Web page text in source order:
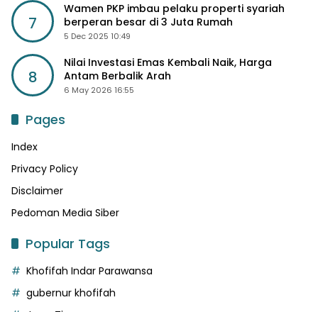
7
Wamen PKP imbau pelaku properti syariah
berperan besar di 3 Juta Rumah
5 Dec 2025 10:49
8
Nilai Investasi Emas Kembali Naik, Harga
Antam Berbalik Arah
6 May 2026 16:55
Pages
Index
Privacy Policy
Disclaimer
Pedoman Media Siber
Popular Tags
Khofifah Indar Parawansa
gubernur khofifah